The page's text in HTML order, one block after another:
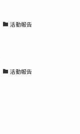
活動報告
活動報告